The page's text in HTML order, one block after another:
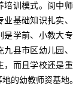
培训模式。阆中
业基础知识扎实
是学前、小教大
九县市区幼儿园
而且学校还是
的幼教师资基地。